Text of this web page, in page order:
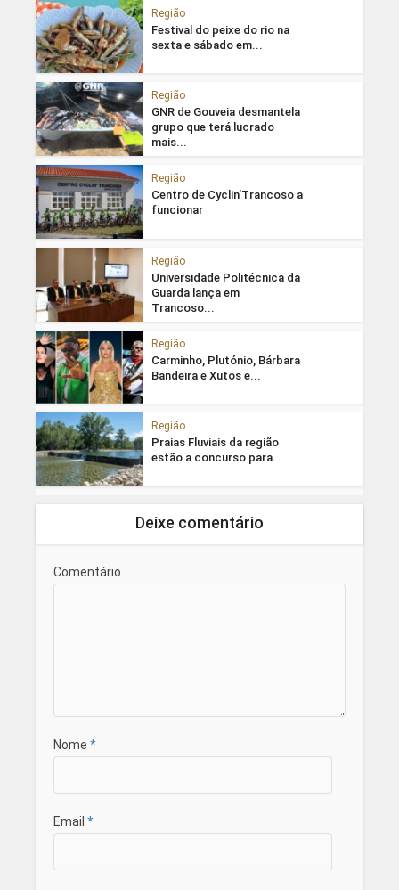
Região
Festival do peixe do rio na
sexta e sábado em...
Região
GNR de Gouveia desmantela
grupo que terá lucrado
mais...
Região
Centro de Cyclin’Trancoso a
funcionar
Região
Universidade Politécnica da
Guarda lança em
Trancoso...
Região
Carminho, Plutónio, Bárbara
Bandeira e Xutos e...
Região
Praias Fluviais da região
estão a concurso para...
Deixe comentário
Comentário
Nome *
Email *